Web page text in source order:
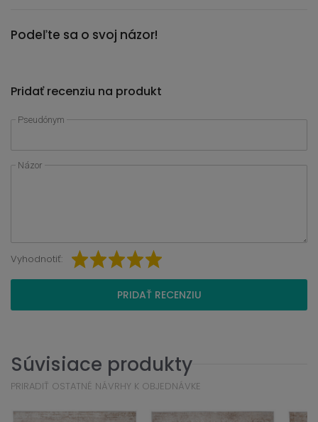
Podeľte sa o svoj názor!
Pridať recenziu na produkt
Pseudónym
Názor
Vyhodnotiť:
PRIDAŤ RECENZIU
Súvisiace produkty
PRIRADIŤ OSTATNÉ NÁVRHY K OBJEDNÁVKE